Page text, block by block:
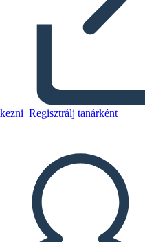
Regisztrálj tanárként
NEKEM